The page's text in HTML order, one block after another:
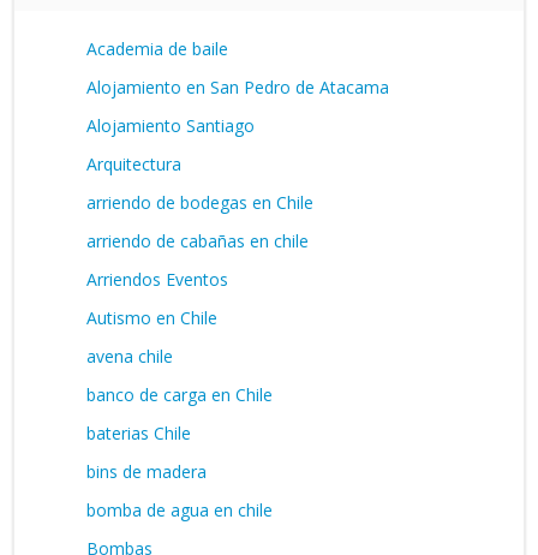
Academia de baile
Alojamiento en San Pedro de Atacama
Alojamiento Santiago
Arquitectura
arriendo de bodegas en Chile
arriendo de cabañas en chile
Arriendos Eventos
Autismo en Chile
avena chile
banco de carga en Chile
baterias Chile
bins de madera
bomba de agua en chile
Bombas